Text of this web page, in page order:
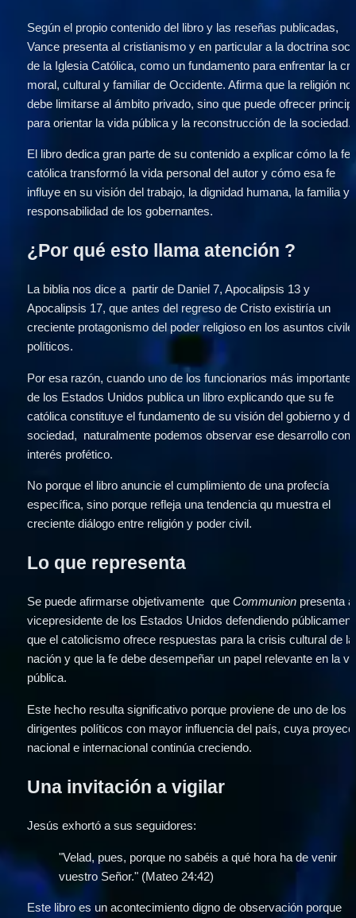
Según el propio contenido del libro y las reseñas publicadas,
Vance presenta al cristianismo y en particular a la doctrina
de la Iglesia Católica, como un fundamento para enfrentar la
moral, cultural y familiar de Occidente. Afirma que la religión no
debe limitarse al ámbito privado, sino que puede ofrecer
para orientar la vida pública y la reconstrucción de la sociedad.
El libro dedica gran parte de su contenido a explicar cómo la fe
católica transformó la vida personal del autor y cómo esa fe
influye en su visión del trabajo, la dignidad humana, la familia y
responsabilidad de los gobernantes.
¿Por qué esto llama atención ?
La biblia nos dice a  partir de Daniel 7, Apocalipsis 13 y
Apocalipsis 17, que antes del regreso de Cristo existiría un
creciente protagonismo del poder religioso en los asuntos
políticos.
Por esa razón, cuando uno de los funcionarios más
de los Estados Unidos publica un libro explicando que su fe
católica constituye el fundamento de su visión del gobierno y
sociedad,  naturalmente podemos observar ese desarrollo con
interés profético.
No porque el libro anuncie el cumplimiento de una profecía
específica, sino porque refleja una tendencia qu muestra el
creciente diálogo entre religión y poder civil.
Lo que representa
Se puede afirmarse objetivamente  que Communion presenta
vicepresidente de los Estados Unidos defendiendo
que el catolicismo ofrece respuestas para la crisis cultural de la
nación y que la fe debe desempeñar un papel relevante en la
pública.
Este hecho resulta significativo porque proviene de uno de los
dirigentes políticos con mayor influencia del país, cuya
nacional e internacional continúa creciendo.
Una invitación a vigilar
Jesús exhortó a sus seguidores:
"Velad, pues, porque no sabéis a qué hora ha de venir
vuestro Señor." (Mateo 24:42)
Este libro es un acontecimiento digno de observación porque